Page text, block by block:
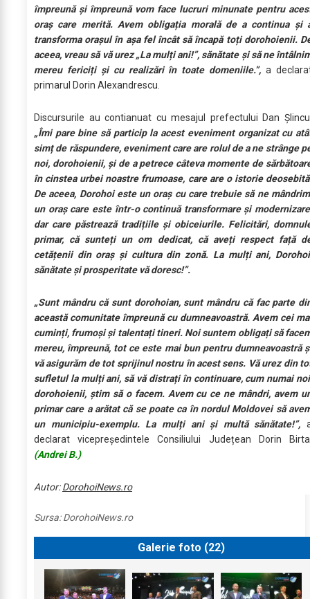
împreună și împreună vom face lucruri minunate pentru
oraș care merită. Avem obligația morală de a continua și
transforma orașul în așa fel încât să încapă toți dorohoienii.
aceea, vreau să vă urez „La mulți ani!”, sănătate și să ne
mereu fericiți și cu realizări în toate domeniile.”,a
primarul Dorin Alexandrescu.
Discursurile au contianuat cu mesajul prefectului Dan
„Îmi pare bine să particip la acest eveniment organizat cu
simț de răspundere, eveniment care are rolul de a ne strânge
noi, dorohoienii, și de a petrece câteva momente de
în cinstea urbei noastre frumoase, care are o istorie
De aceea, Dorohoi este un oraș cu care trebuie să ne
un oraș care este într-o continuă transformare și
dar care păstrează tradițiile și obiceiurile. Felicitări,
primar, că sunteți un om dedicat, că aveți respect față
cetățenii din oraș și cultura din zonă. La mulți ani,
sănătate și prosperitate vă doresc!”.
„Sunt mândru că sunt dorohoian, sunt mândru că fac parte
această comunitate împreună cu dumneavoastră. Avem cei
cuminți, frumoși și talentați tineri. Noi suntem obligați să
mereu, împreună, tot ce este mai bun pentru dumneavoastră
vă asigurăm de tot sprijinul nostru în acest sens. Vă urez din
sufletul la mulți ani, să vă distrați în continuare, cum numai
dorohoienii, știm să o facem. Avem cu ce ne mândri, avem
primar care a arătat că se poate ca în nordul Moldovei să
un municipiu-exemplu. La mulți ani și multă sănătate!”,
declarat vicepreședintele Consiliului Județean Dorin
(Andrei B.)
Autor:DorohoiNews.ro
Sursa:DorohoiNews.ro
Galerie foto (22)